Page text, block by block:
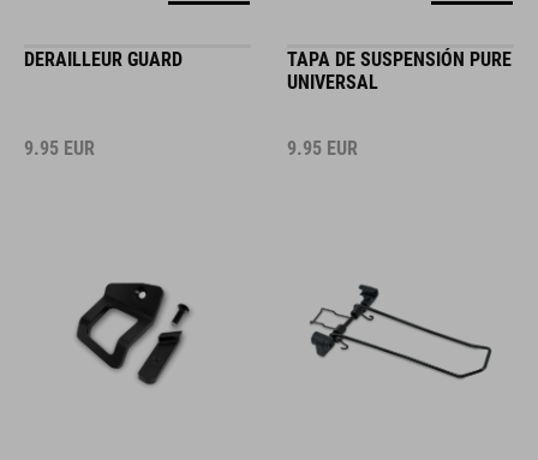
DERAILLEUR GUARD
9.95 EUR
TAPA DE SUSPENSIÓN PURE
UNIVERSAL
9.95 EUR